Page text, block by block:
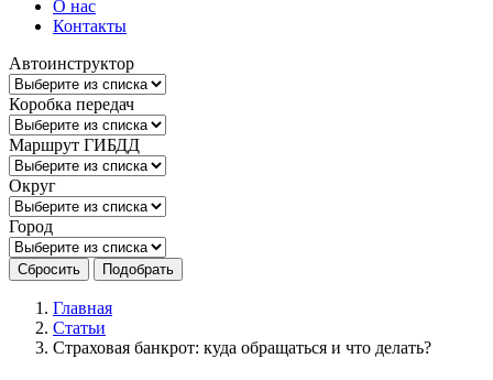
О нас
Контакты
Автоинструктор
Коробка передач
Маршрут ГИБДД
Округ
Город
Сбросить Подобрать
Главная
Статьи
Страховая банкрот: куда обращаться и что делать?